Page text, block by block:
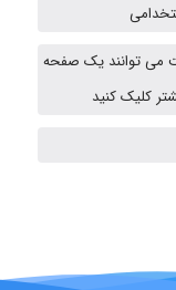
Alirez0990
می توانند یک صفحه
کلیک کنید